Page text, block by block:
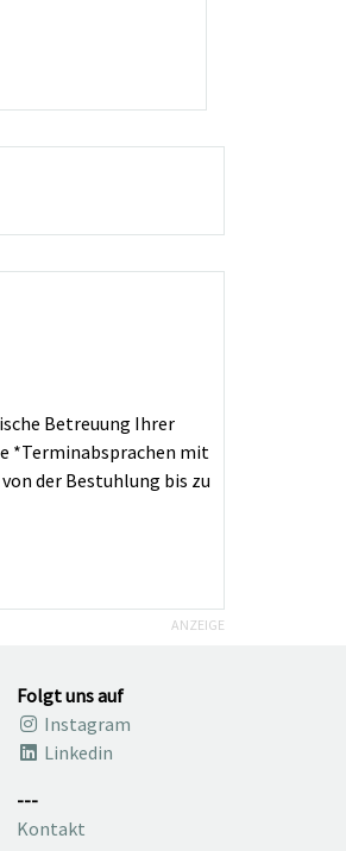
Betreuung Ihrer
*Terminabsprachen mit
der Bestuhlung bis zu
ANZEIGE
Folgt uns auf
Instagram
Linkedin
---
Kontakt